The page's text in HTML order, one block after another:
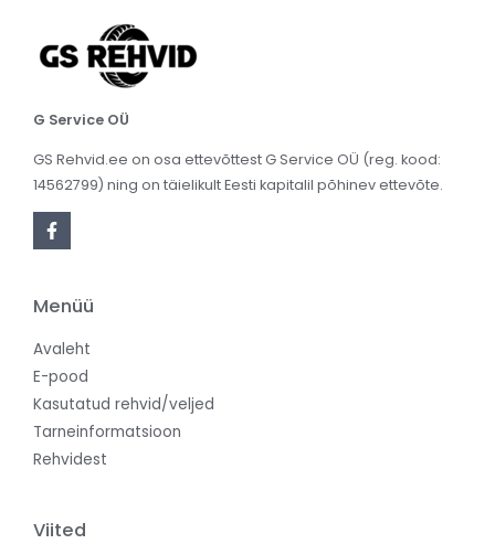
G Service OÜ
GS Rehvid.ee on osa ettevõttest G Service OÜ (reg. kood:
14562799) ning on täielikult Eesti kapitalil põhinev ettevõte.
Menüü
Avaleht
E-pood
Kasutatud rehvid/veljed
Tarneinformatsioon
Rehvidest
Viited